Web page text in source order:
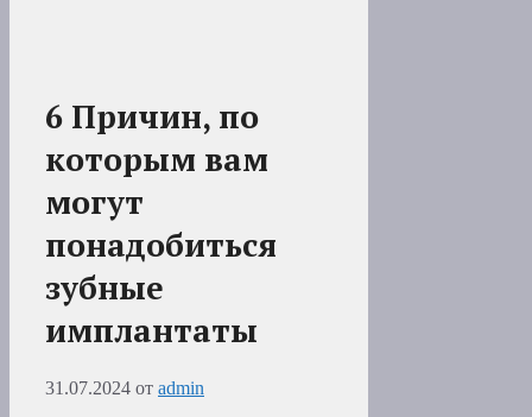
6 Причин, по
которым вам
могут
понадобиться
зубные
имплантаты
31.07.2024 от admin